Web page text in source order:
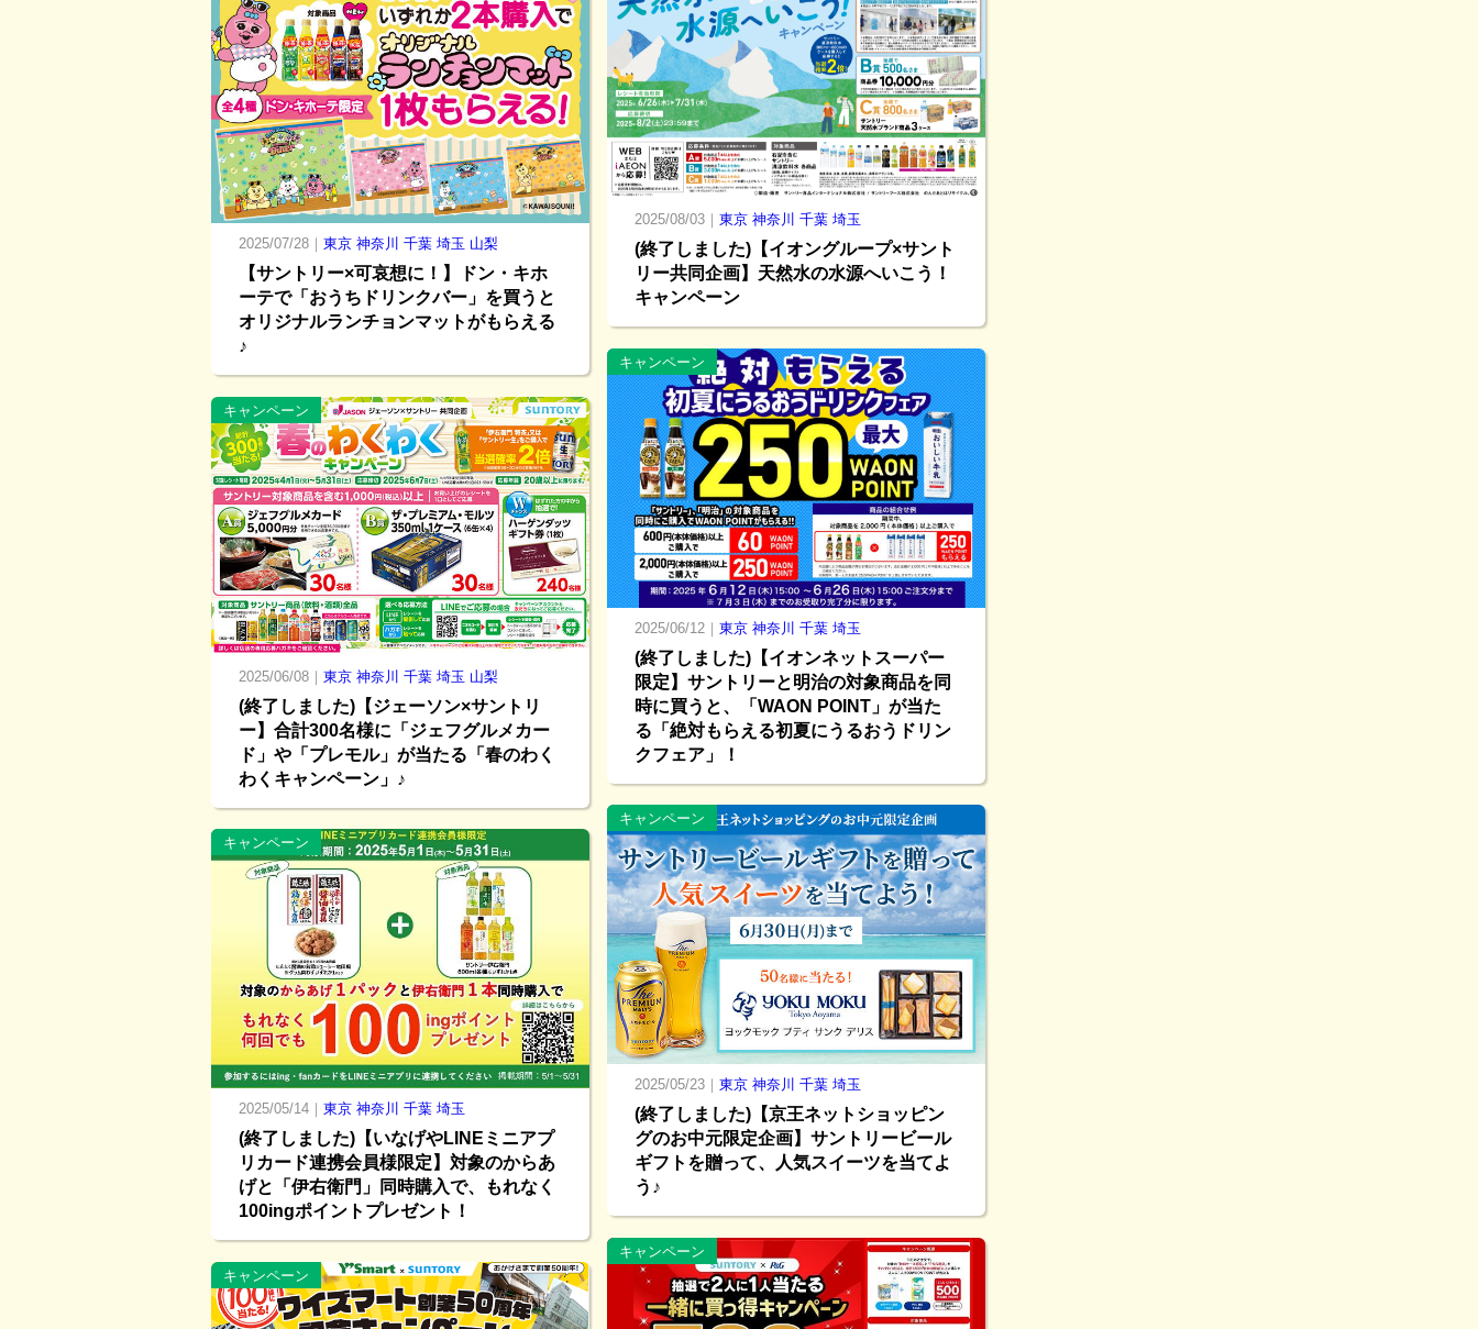
2025/08/03｜ 東京 神奈川 千葉 埼玉
(終了しました)【イオングループ×サント
リー共同企画】天然水の水源へいこう！
キャンペーン
2025/07/28｜ 東京 神奈川 千葉 埼玉 山梨
【サントリー×可哀想に！】ドン・キホ
ーテで「おうちドリンクバー」を買うと
オリジナルランチョンマットがもらえる
♪
キャンペーン
2025/06/12｜ 東京 神奈川 千葉 埼玉
(終了しました)【イオンネットスーパー
限定】サントリーと明治の対象商品を同
時に買うと、「WAON POINT」が当た
る「絶対もらえる初夏にうるおうドリン
クフェア」！
キャンペーン
2025/06/08｜ 東京 神奈川 千葉 埼玉 山梨
(終了しました)【ジェーソン×サントリ
ー】合計300名様に「ジェフグルメカー
ド」や「プレモル」が当たる「春のわく
わくキャンペーン」♪
キャンペーン
2025/05/23｜ 東京 神奈川 千葉 埼玉
(終了しました)【京王ネットショッピン
グのお中元限定企画】サントリービール
ギフトを贈って、人気スイーツを当てよ
う♪
キャンペーン
2025/05/14｜ 東京 神奈川 千葉 埼玉
(終了しました)【いなげやLINEミニアプ
リカード連携会員様限定】対象のからあ
げと「伊右衛門」同時購入で、もれなく
100ingポイントプレゼント！
キャンペーン
キャンペーン